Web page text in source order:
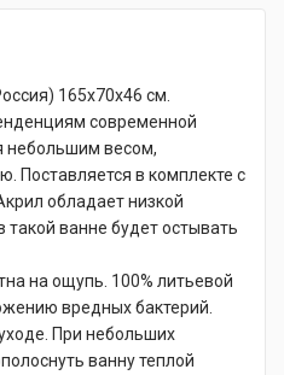
165x70x46 см.
современной
небольшим весом,
Поставляется в комплекте с
обладает низкой
ванне будет остывать
на ощупь. 100% литьевой
вредных бактерий.
При небольших
ванну теплой